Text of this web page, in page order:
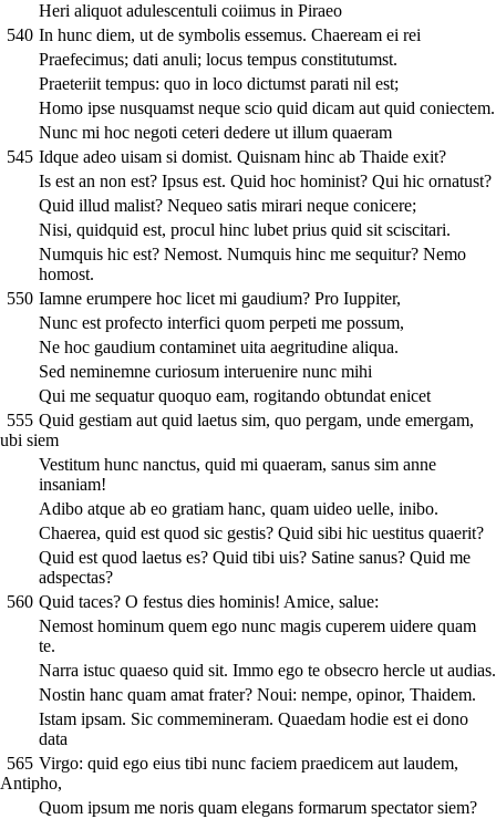
Heri aliquot adulescentuli coiimus in Piraeo
540 In hunc diem, ut de symbolis essemus. Chaeream ei rei
Praefecimus; dati anuli; locus tempus constitutumst.
Praeteriit tempus: quo in loco dictumst parati nil est;
Homo ipse nusquamst neque scio quid dicam aut quid coniectem.
Nunc mi hoc negoti ceteri dedere ut illum quaeram
545 Idque adeo uisam si domist. Quisnam hinc ab Thaide exit?
Is est an non est? Ipsus est. Quid hoc hominist? Qui hic ornatust?
Quid illud malist? Nequeo satis mirari neque conicere;
Nisi, quidquid est, procul hinc lubet prius quid sit sciscitari.
Numquis hic est? Nemost. Numquis hinc me sequitur? Nemo
homost.
550 Iamne erumpere hoc licet mi gaudium? Pro Iuppiter,
Nunc est profecto interfici quom perpeti me possum,
Ne hoc gaudium contaminet uita aegritudine aliqua.
Sed neminemne curiosum interuenire nunc mihi
Qui me sequatur quoquo eam, rogitando obtundat enicet
555 Quid gestiam aut quid laetus sim, quo pergam, unde emergam,
ubi siem
Vestitum hunc nanctus, quid mi quaeram, sanus sim anne
insaniam!
Adibo atque ab eo gratiam hanc, quam uideo uelle, inibo.
Chaerea, quid est quod sic gestis? Quid sibi hic uestitus quaerit?
Quid est quod laetus es? Quid tibi uis? Satine sanus? Quid me
adspectas?
560 Quid taces? O festus dies hominis! Amice, salue:
Nemost hominum quem ego nunc magis cuperem uidere quam
te.
Narra istuc quaeso quid sit. Immo ego te obsecro hercle ut audias.
Nostin hanc quam amat frater? Noui: nempe, opinor, Thaidem.
Istam ipsam. Sic commemineram. Quaedam hodie est ei dono
data
565 Virgo: quid ego eius tibi nunc faciem praedicem aut laudem,
Antipho,
Quom ipsum me noris quam elegans formarum spectator siem?